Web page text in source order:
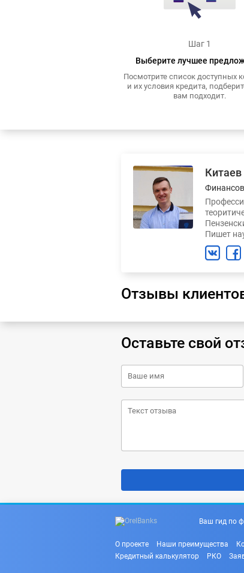
Шаг 1
Выберите лучшее
Посмотрите список доступных
и их условия кредита,
вам подходит.
Пишет
Отзывы
Оставьте свой
Ваш гид по
О проекте Наши преимущества
Кредитный калькулятор
РКО